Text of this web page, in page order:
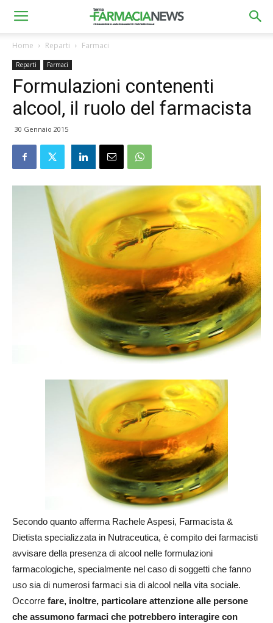
Home Reparti Farmaci
Reparti Farmaci
Formulazioni contenenti
alcool, il ruolo del farmacista
30 Gennaio 2015
Secondo quanto afferma Rachele Aspesi, Farmacista &
Dietista specializzata in Nutraceutica, è compito dei farmacisti
avvisare della presenza di alcool nelle formulazioni
farmacologiche, specialmente nel caso di soggetti che fanno
uso sia di numerosi farmaci sia di alcool nella vita sociale.
Occorre fare, inoltre, particolare attenzione alle persone
che assumono farmaci che potrebbero interagire con